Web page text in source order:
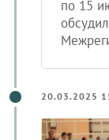
по 15
20.03.2025